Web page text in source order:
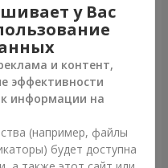
"Сказочная осень"
Заказать
у Вас
и контент,
эффективности
информации на
(например, файлы
будет доступна